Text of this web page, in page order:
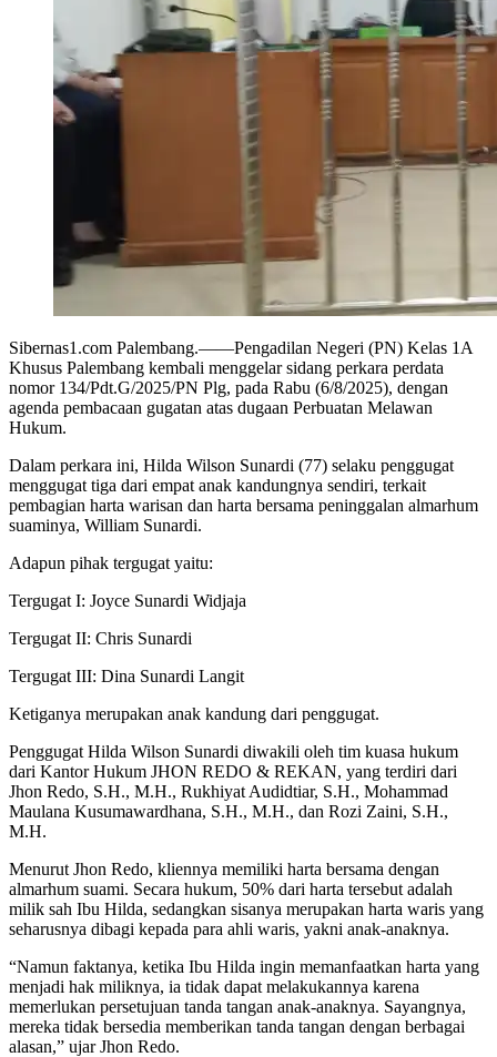
Sibernas1.com Palembang.——Pengadilan Negeri (PN) Kelas 1A
Khusus Palembang kembali menggelar sidang perkara perdata
nomor 134/Pdt.G/2025/PN Plg, pada Rabu (6/8/2025), dengan
agenda pembacaan gugatan atas dugaan Perbuatan Melawan
Hukum.
Dalam perkara ini, Hilda Wilson Sunardi (77) selaku penggugat
menggugat tiga dari empat anak kandungnya sendiri, terkait
pembagian harta warisan dan harta bersama peninggalan almarhum
suaminya, William Sunardi.
Adapun pihak tergugat yaitu:
Tergugat I: Joyce Sunardi Widjaja
Tergugat II: Chris Sunardi
Tergugat III: Dina Sunardi Langit
Ketiganya merupakan anak kandung dari penggugat.
Penggugat Hilda Wilson Sunardi diwakili oleh tim kuasa hukum
dari Kantor Hukum JHON REDO & REKAN, yang terdiri dari
Jhon Redo, S.H., M.H., Rukhiyat Audidtiar, S.H., Mohammad
Maulana Kusumawardhana, S.H., M.H., dan Rozi Zaini, S.H.,
M.H.
Menurut Jhon Redo, kliennya memiliki harta bersama dengan
almarhum suami. Secara hukum, 50% dari harta tersebut adalah
milik sah Ibu Hilda, sedangkan sisanya merupakan harta waris yang
seharusnya dibagi kepada para ahli waris, yakni anak-anaknya.
“Namun faktanya, ketika Ibu Hilda ingin memanfaatkan harta yang
menjadi hak miliknya, ia tidak dapat melakukannya karena
memerlukan persetujuan tanda tangan anak-anaknya. Sayangnya,
mereka tidak bersedia memberikan tanda tangan dengan berbagai
alasan,” ujar Jhon Redo.